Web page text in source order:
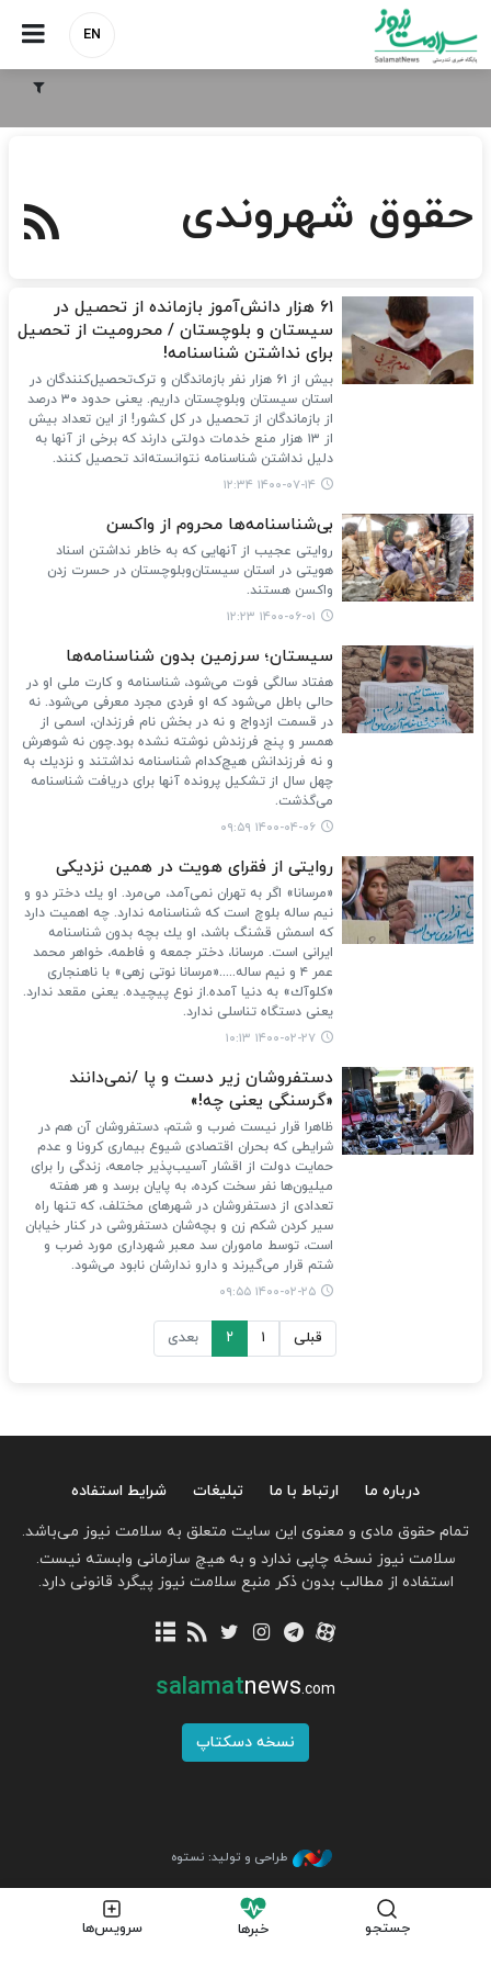
EN
حقوق شهروندی
۶۱ هزار دانش‌آموز بازمانده از تحصیل در
سیستان و بلوچستان / محرومیت از تحصیل
برای نداشتن شناسنامه!
بیش از ۶۱ هزار نفر بازماندگان و ترک‌تحصیل‌کنندگان در
استان سیستان وبلوچستان داریم. یعنی حدود ۳۰ درصد
از بازماندگان از تحصیل در کل کشور! از این تعداد بیش
از ۱۳ هزار منع خدمات دولتی دارند که برخی از آنها به
دلیل نداشتن شناسنامه نتوانسته‌اند تحصیل کنند.
۱۴۰۰-۰۷-۱۴ ۱۲:۳۴
بی‌شناسنامه‌ها محروم از واکسن
روایتی عجیب از آنهایی که به خاطر نداشتن اسناد
هویتی در استان سیستان‌وبلوچستان در حسرت زدن
واکسن هستند.
۱۴۰۰-۰۶-۰۱ ۱۲:۲۳
سیستان؛ سرزمین بدون شناسنامه‌ها
هفتاد سالگی فوت می‌شود، شناسنامه و كارت ملی او در
حالی باطل می‌شود كه او فردی مجرد معرفی می‌شود. نه
در قسمت ازدواج و نه در بخش نام فرزندان، اسمی از
همسر و پنج فرزندش نوشته نشده بود.چون نه شوهرش
و نه فرزندانش هیچ‌كدام شناسنامه نداشتند و نزدیك به
چهل سال از تشكیل پرونده آنها برای دریافت شناسنامه
می‌گذشت.
۱۴۰۰-۰۴-۰۶ ۰۹:۵۹
روایتی از فقرای هویت در همین نزدیكی
«مرسانا» اگر به تهران نمی‌آمد، می‌مرد. او یك دختر دو و
نیم ساله بلوچ است كه شناسنامه ندارد. چه اهمیت دارد
كه اسمش قشنگ باشد، او یك بچه بدون شناسنامه
ایرانی است. مرسانا، دختر جمعه و فاطمه، خواهر محمد
عمر ۴ و نیم ساله.....«مرسانا نوتی زهی» با ناهنجاری
«كلوآك» به دنیا آمده.از نوع پیچیده. یعنی مقعد ندارد.
یعنی دستگاه تناسلی ندارد.
۱۴۰۰-۰۲-۲۷ ۱۰:۱۳
دستفروشان زیر دست و پا /نمی‌دانند
«گرسنگی یعنی چه!»‌
ظاهرا قرار نیست ضرب و شتم، دستفروشان آن هم در
شرایطی که بحران اقتصادی شیوع بیماری کرونا و عدم
حمایت دولت از اقشار آسیب‌پذیر جامعه، زندگی را برای
میلیون‌ها نفر سخت کرده، به پایان برسد و هر هفته
تعدادی از دستفروشان در شهرهای مختلف، که تنها راه
سیر کردن شکم زن و بچه‌شان دستفروشی در کنار خیابان
است، توسط ماموران سد معبر شهرداری مورد ضرب و
شتم قرار می‌گیرند و دارو ندارشان نابود می‌شود.
۱۴۰۰-۰۲-۲۵ ۰۹:۵۵
قبلی ۱ ۲ بعدی
جستجو خبرها سرویس‌ها
درباره ما ارتباط با ما تبلیغات
شرایط استفاده
تمام حقوق مادی و معنوی این سایت متعلق به سلامت نیوز می‌باشد.
سلامت نیوز نسخه چاپی ندارد و به هیچ سازمانی وابسته نیست.
استفاده از مطالب بدون ذکر منبع سلامت نیوز پیگرد قانونی دارد.
salamatnews.com
نسخه دسکتاپ
طراحی و تولید: نستوه